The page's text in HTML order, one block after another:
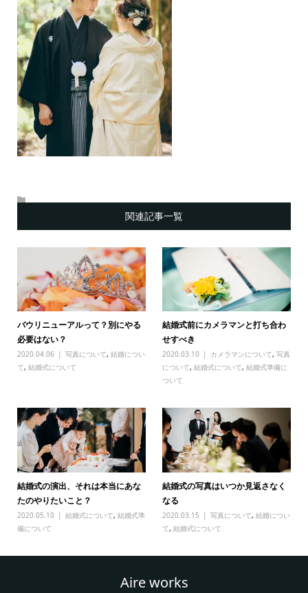
関連記事一覧
バウリニューアルって？別にやる
必要はない？
2020.04.06 写真について, 結婚につい
て, 結婚式について
結婚式前にカメラマンと打ち合わ
せすべき
2020.03.10 カメラマンについて,写真
について,結婚式について,結婚式準備に
ついて
結婚式の演出、それは本当にあな
たのやりたいこと？
2020.05.10 結婚式について, 結婚式準
備について
結婚式の写真はいつか見返さなく
なる
2020.03.15 写真について,結婚につい
て,結婚式について
Aire works